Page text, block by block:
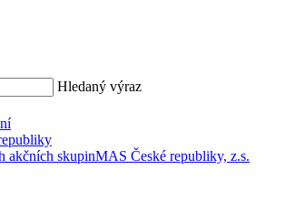
Hledaný výraz
akčních skupinMAS České republiky, z.s.